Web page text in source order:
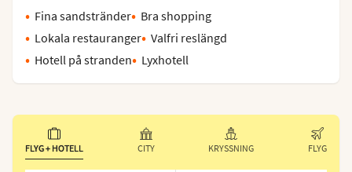
Fina sandstränder
Bra shopping
Lokala restauranger Valfri reslängd
Hotell på stranden
Lyxhotell
FLYG + HOTELL CITY KRYSSNING FLYG